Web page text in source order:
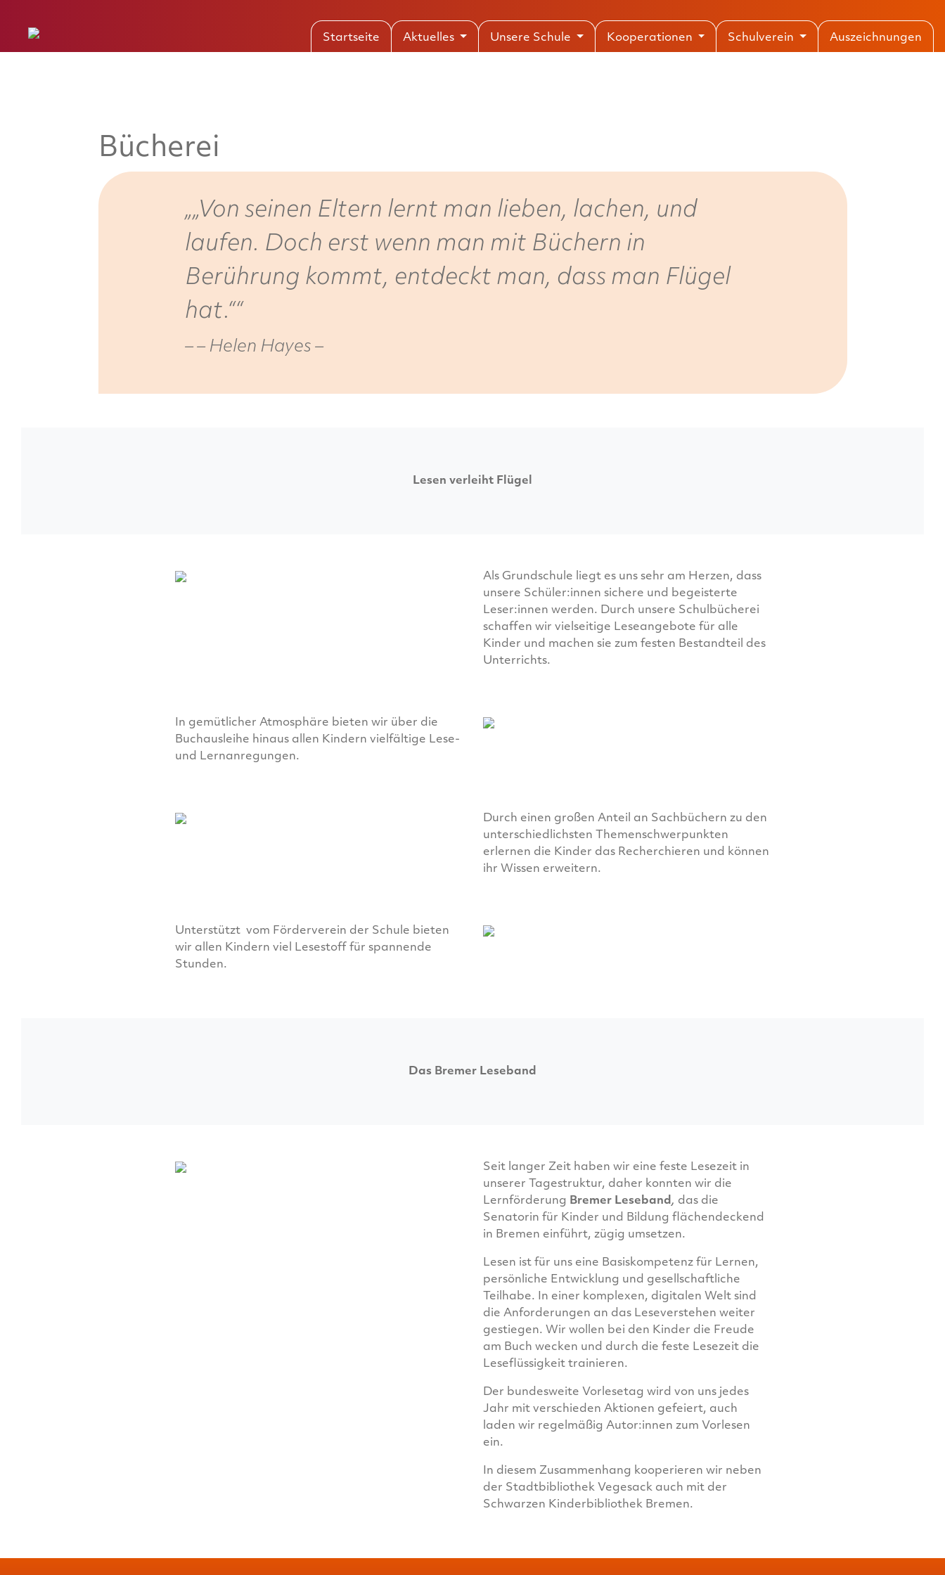
Startseite Aktuelles Unsere Schule Kooperationen Schulverein Auszeichnungen
Bücherei
„Von seinen Eltern lernt man lieben, lachen, und
laufen. Doch erst wenn man mit Büchern in
Berührung kommt, entdeckt man, dass man Flügel
hat.“
– Helen Hayes –
Lesen verleiht Flügel
Als Grundschule liegt es uns sehr am Herzen, dass
unsere Schüler:innen sichere und begeisterte
Leser:innen werden. Durch unsere Schulbücherei
schaffen wir vielseitige Leseangebote für alle
Kinder und machen sie zum festen Bestandteil des
Unterrichts.
In gemütlicher Atmosphäre bieten wir über die
Buchausleihe hinaus allen Kindern vielfältige Lese-
und Lernanregungen.
Durch einen großen Anteil an Sachbüchern zu den
unterschiedlichsten Themenschwerpunkten
erlernen die Kinder das Recherchieren und können
ihr Wissen erweitern.
Unterstützt vom Förderverein der Schule bieten
wir allen Kindern viel Lesestoff für spannende
Stunden.
Das Bremer Leseband
Seit langer Zeit haben wir eine feste Lesezeit in
unserer Tagestruktur, daher konnten wir die
Lernförderung Bremer Leseband , das die
Senatorin für Kinder und Bildung flächendeckend
in Bremen einführt, zügig umsetzen.
Lesen ist für uns eine Basiskompetenz für Lernen,
persönliche Entwicklung und gesellschaftliche
Teilhabe. In einer komplexen, digitalen Welt sind
die Anforderungen an das Leseverstehen weiter
gestiegen. Wir wollen bei den Kinder die Freude
am Buch wecken und durch die feste Lesezeit die
Leseflüssigkeit trainieren.
Der bundesweite Vorlesetag wird von uns jedes
Jahr mit verschieden Aktionen gefeiert, auch
laden wir regelmäßig Autor:innen zum Vorlesen
ein.
In diesem Zusammenhang kooperieren wir neben
der Stadtbibliothek Vegesack auch mit der
Schwarzen Kinderbibliothek Bremen.